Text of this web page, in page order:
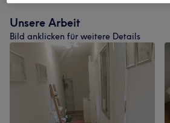
Unsere Arbeit
Bild anklicken für weitere Details